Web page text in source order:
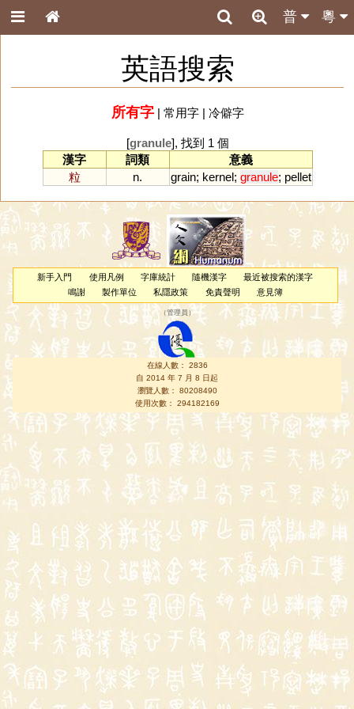
粵
普
英語搜索
所有字| 常用字| 冷僻字
[granule], 找到 1 個
漢字
詞類
意義
粒
n. grain; kernel; granule; pellet
新手入門 使用凡例 字庫統計 隨機漢字
最近被搜索的漢字
鳴謝
製作單位 私隱政策 免責聲明 意見簿
（管理員 ）
在線人數： 2836
自 2014 年 7 月 8 日起
瀏覽人數： 80208490
使用次數： 294182169